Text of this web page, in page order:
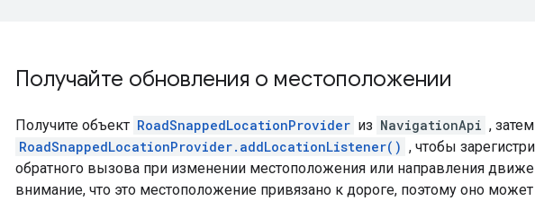
Получайте обновления о местоположении
Получите объект RoadSnappedLocationProvider из NavigationApi ,
RoadSnappedLocationProvider.addLocationListener() , чтобы
обратного вызова при изменении местоположения или направления
внимание, что это местоположение привязано к дороге, поэтому оно может